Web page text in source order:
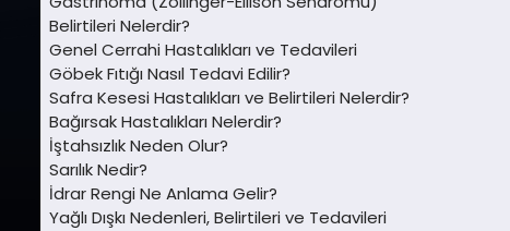
Belirtileri Nelerdir?
Genel Cerrahi Hastalıkları ve Tedavileri
Göbek Fıtığı Nasıl Tedavi Edilir?
Safra Kesesi Hastalıkları ve Belirtileri Nelerdir?
Bağırsak Hastalıkları Nelerdir?
İştahsızlık Neden Olur?
Sarılık Nedir?
İdrar Rengi Ne Anlama Gelir?
Yağlı Dışkı Nedenleri, Belirtileri ve Tedavileri